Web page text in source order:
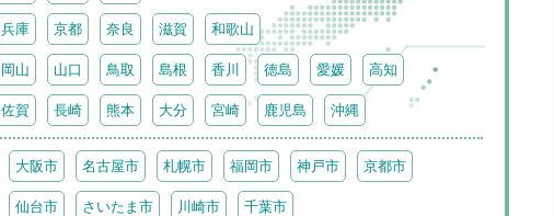
兵庫 京都 奈良 滋賀 和歌山
岡山 山口 鳥取 島根 香川 徳島 愛媛 高知
佐賀 長崎 熊本 大分 宮崎 鹿児島 沖縄
大阪市 名古屋市 札幌市 福岡市 神戸市 京都市
仙台市 さいたま市 川崎市 千葉市